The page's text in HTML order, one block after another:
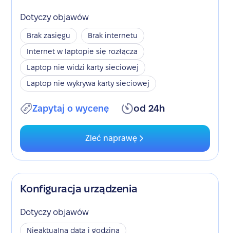
Dotyczy objawów
Brak zasięgu
Brak internetu
Internet w laptopie się rozłącza
Laptop nie widzi karty sieciowej
Laptop nie wykrywa karty sieciowej
Zapytaj o wycenę od 24h
Zleć naprawę
Konfiguracja urządzenia
Dotyczy objawów
Nieaktualna data i godzina